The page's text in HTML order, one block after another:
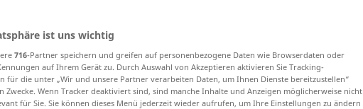
disdain, scorn insult defiance
ist uns wichtig
716-Partner speichern und greifen auf personenbezogene Daten wie Browserdaten oder
auf Ihrem Gerät zu. Durch Auswahl von Akzeptieren aktivieren Sie Tracking-
für die unter „Wir und unsere Partner verarbeiten Daten, um Ihnen Dienste bereitzustellen“
Zwecke. Wenn Tracker deaktiviert sind, sind manche Inhalte und Anzeigen möglicherweise nicht
für Sie. Sie können dieses Menü jederzeit wieder aufrufen, um Ihre Einstellungen zu ändern